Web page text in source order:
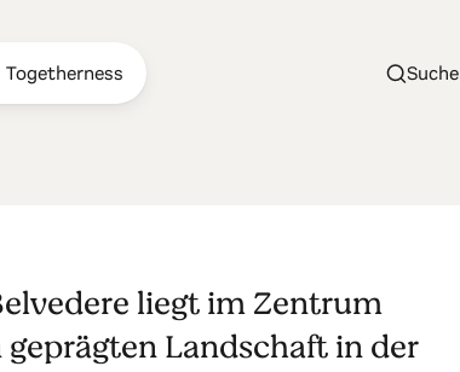
Togetherness Suche
liegt im Zentrum
Landschaft in der